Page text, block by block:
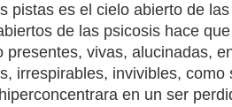
pistas es el cielo abierto de
de las psicosis hace
presentes, vivas, alucinadas,
irrespirables, invivibles, como
en un ser